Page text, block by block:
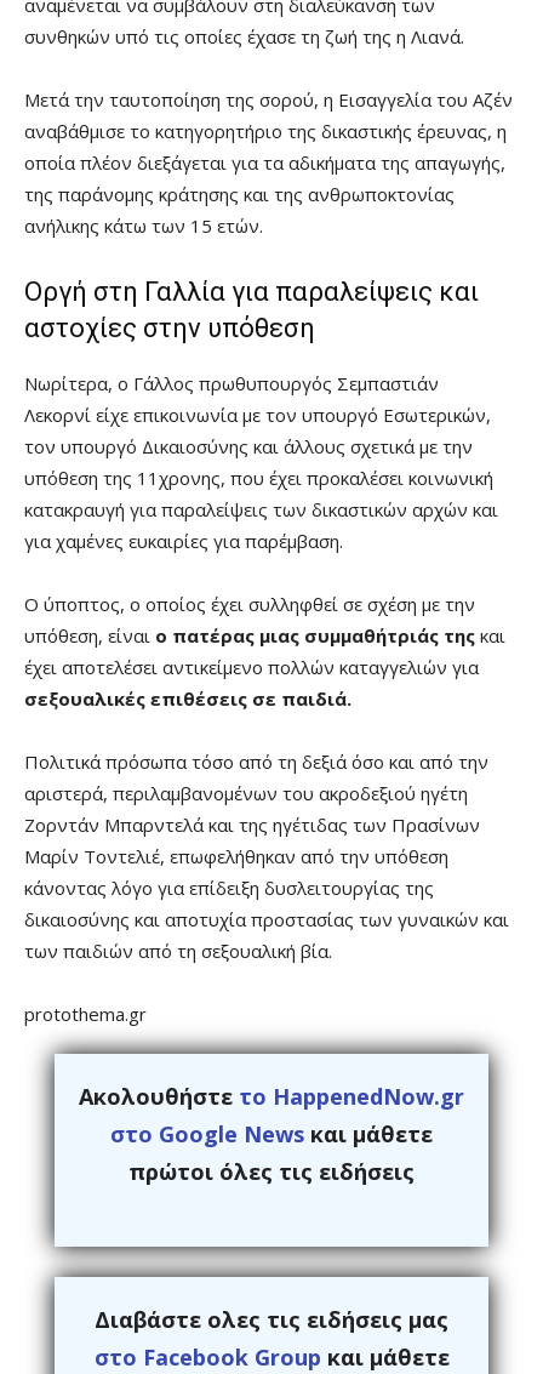
αναμένεται να συμβάλουν στη διαλεύκανση των
συνθηκών υπό τις οποίες έχασε τη ζωή της η Λιανά.
Μετά την ταυτοποίηση της σορού, η Εισαγγελία του Αζέν
αναβάθμισε το κατηγορητήριο της δικαστικής έρευνας, η
οποία πλέον διεξάγεται για τα αδικήματα της απαγωγής,
της παράνομης κράτησης και της ανθρωποκτονίας
ανήλικης κάτω των 15 ετών.
Oργή στη Γαλλία για παραλείψεις και
αστοχίες στην υπόθεση
Νωρίτερα, ο Γάλλος πρωθυπουργός Σεμπαστιάν
Λεκορνί είχε επικοινωνία με τον υπουργό Εσωτερικών,
τον υπουργό Δικαιοσύνης και άλλους σχετικά με την
υπόθεση της 11χρονης, που έχει προκαλέσει κοινωνική
κατακραυγή για παραλείψεις των δικαστικών αρχών και
για χαμένες ευκαιρίες για παρέμβαση.
Ο ύποπτος, ο οποίος έχει συλληφθεί σε σχέση με την
υπόθεση, είναι ο πατέρας μιας συμμαθήτριάς της και
έχει αποτελέσει αντικείμενο πολλών καταγγελιών για
σεξουαλικές επιθέσεις σε παιδιά.
Πολιτικά πρόσωπα τόσο από τη δεξιά όσο και από την
αριστερά, περιλαμβανομένων του ακροδεξιού ηγέτη
Ζορντάν Μπαρντελά και της ηγέτιδας των Πρασίνων
Μαρίν Τοντελιέ, επωφελήθηκαν από την υπόθεση
κάνοντας λόγο για επίδειξη δυσλειτουργίας της
δικαιοσύνης και αποτυχία προστασίας των γυναικών και
των παιδιών από τη σεξουαλική βία.
protothema.gr
Ακολουθήστε το HappenedNow.gr
στο Google News και μάθετε
πρώτοι όλες τις ειδήσεις
Διαβάστε ολες τις ειδήσεις μας
στο Facebook Group και μάθετε